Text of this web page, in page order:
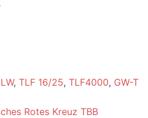
, TLF 16/25, TLF4000, GW-T
Rotes Kreuz TBB